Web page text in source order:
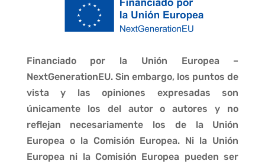
Financiado por la Unión Europea –
NextGenerationEU. Sin embargo, los puntos de
vista y las opiniones expresadas son
únicamente los del autor o autores y no
reflejan necesariamente los de la Unión
Europea o la Comisión Europea. Ni la Unión
Europea ni la Comisión Europea pueden ser